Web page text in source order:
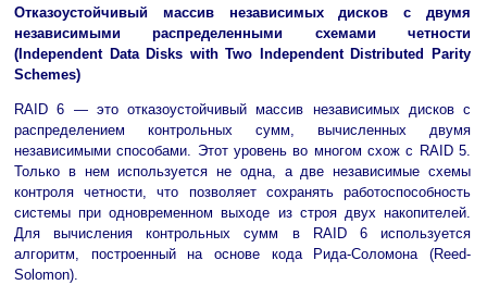
Отказоустойчивый массив независимых дисков с двумя
независимыми распределенными схемами четности
(Independent Data Disks with Two Independent Distributed Parity
Schemes)
RAID 6 — это отказоустойчивый массив независимых дисков с
распределением контрольных сумм, вычисленных двумя
независимыми способами. Этот уровень во многом схож с RAID 5.
Только в нем используется не одна, а две независимые схемы
контроля четности, что позволяет сохранять работоспособность
системы при одновременном выходе из строя двух накопителей.
Для вычисления контрольных сумм в RAID 6 используется
алгоритм, построенный на основе кода Рида-Соломона (Reed-
Solomon).